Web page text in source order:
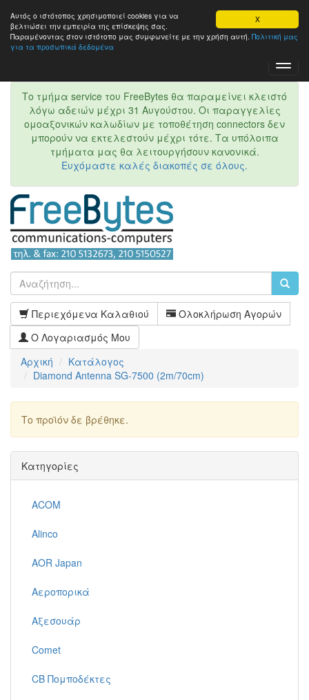
X
Αυτός ο ιστότοπος χρησιμοποιεί cookies για να
βελτιώσει την εμπειρία της επίσκεψης σας.
Παραμένοντας στον ιστότοπo μας συμφωνείτε με την χρήση αυτή. Πολιτική μας
για τα προσωπικά δεδομένα
Το τμήμα service του FreeBytes θα παραμείνει κλειστό
λόγω αδειών μέχρι 31 Αυγούστου. Οι παραγγελίες
ομοαξονικών καλωδίων με τοποθέτηση connectors δεν
μπορούν να εκτελεστούν μέχρι τότε. Τα υπόλοιπα
τμήματα μας θα λειτουργήσουν κανονικά.
Ευχόμαστε καλές διακοπές σε όλους.
Περιεχόμενα Καλαθιού
Ολοκλήρωση Αγορών
Ο Λογαριασμός Μου
Αρχική
Κατάλογος
Diamond Antenna SG-7500 (2m/70cm)
Το προϊόν δε βρέθηκε.
Κατηγορίες
ACOM
Alinco
AOR Japan
Αεροπορικά
Αξεσουάρ
Comet
CB Πομποδέκτες